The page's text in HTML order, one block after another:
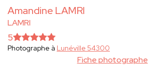
Amandine LAMRI
LAMRI
Fiche photographe
5
Photographe à Lunéville 54300